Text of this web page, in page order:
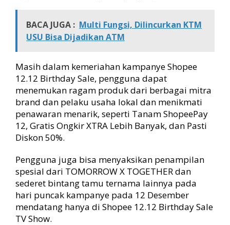
BACA JUGA : Multi Fungsi, Dilincurkan KTM
USU Bisa Dijadikan ATM
Masih dalam kemeriahan kampanye Shopee
12.12 Birthday Sale, pengguna dapat
menemukan ragam produk dari berbagai mitra
brand dan pelaku usaha lokal dan menikmati
penawaran menarik, seperti Tanam ShopeePay
12, Gratis Ongkir XTRA Lebih Banyak, dan Pasti
Diskon 50%.
Pengguna juga bisa menyaksikan penampilan
spesial dari TOMORROW X TOGETHER dan
sederet bintang tamu ternama lainnya pada
hari puncak kampanye pada 12 Desember
mendatang hanya di Shopee 12.12 Birthday Sale
TV Show.